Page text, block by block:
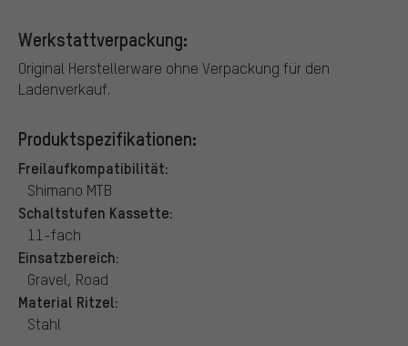
Werkstattverpackung:
Original Herstellerware ohne Verpackung für den
Ladenverkauf.
Produktspezifikationen:
Freilaufkompatibilität:
Shimano MTB
Schaltstufen Kassette:
11-fach
Einsatzbereich:
Gravel, Road
Material Ritzel:
Stahl